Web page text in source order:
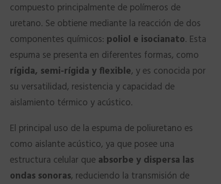
compuesto principalmente de polímeros de
uretano. Se obtiene mediante la reacción de dos
componentes químicos: poliol e isocianato. Esta
espuma se presenta en diferentes formas, como
rígida, semi-rígida y flexible, y es conocida por
su versatilidad, resistencia y capacidad de
aislamiento térmico y acústico.
El principal uso de la espuma de poliuretano es
como aislante acústico, ya que posee una
estructura celular que absorbe y dispersa las
ondas sonoras, reduciendo la transmisión de